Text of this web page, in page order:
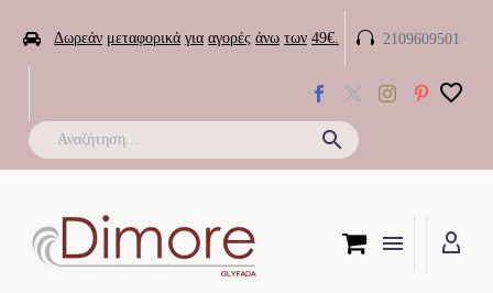
 Δωρεάν μεταφορικά για αγορές άνω των 49€. 
 2109609501